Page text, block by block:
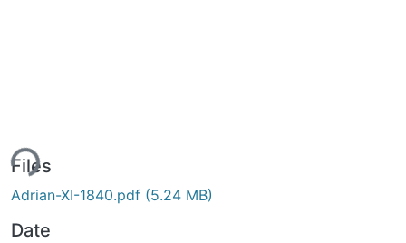
Files
Adrian-XI-1840.pdf (5.24 MB)
Date